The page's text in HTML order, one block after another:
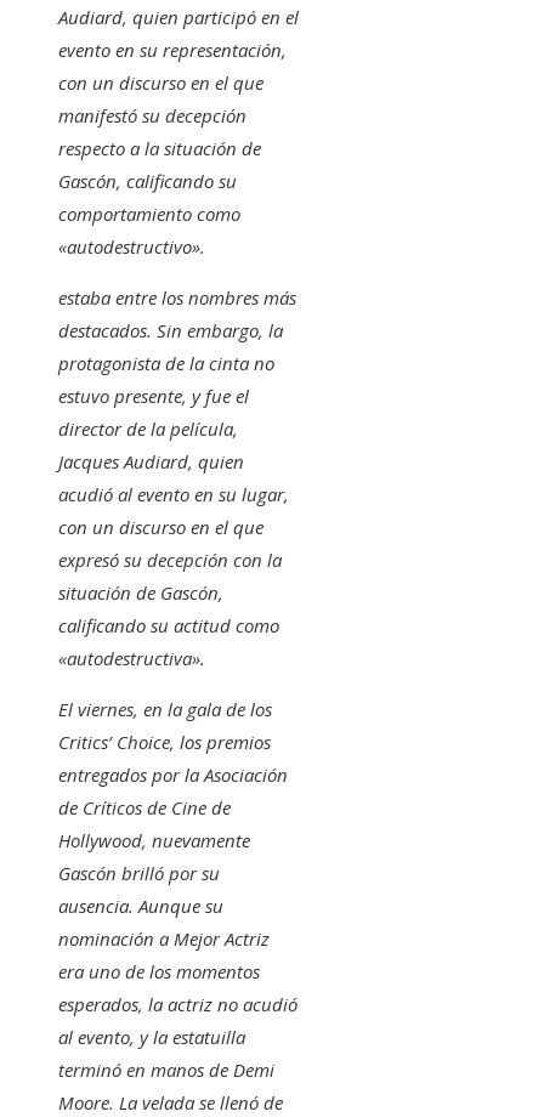
Audiard, quien participó en el
evento en su representación,
con un discurso en el que
manifestó su decepción
respecto a la situación de
Gascón, calificando su
comportamiento como
«autodestructivo».
estaba entre los nombres más
destacados. Sin embargo, la
protagonista de la cinta no
estuvo presente, y fue el
director de la película,
Jacques Audiard, quien
acudió al evento en su lugar,
con un discurso en el que
expresó su decepción con la
situación de Gascón,
calificando su actitud como
«autodestructiva».
El viernes, en la gala de los
Critics’ Choice, los premios
entregados por la Asociación
de Críticos de Cine de
Hollywood, nuevamente
Gascón brilló por su
ausencia. Aunque su
nominación a Mejor Actriz
era uno de los momentos
esperados, la actriz no acudió
al evento, y la estatuilla
terminó en manos de Demi
Moore. La velada se llenó de